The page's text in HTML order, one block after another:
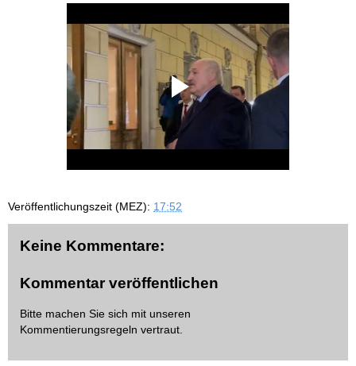
Veröffentlichungszeit (MEZ): 17:52
Keine Kommentare:
Kommentar veröffentlichen
Bitte machen Sie sich mit unseren
Kommentierungsregeln vertraut.